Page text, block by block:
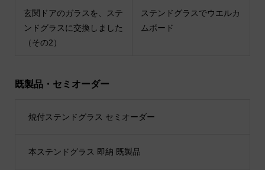
玄関ドアのガラスを、ステ
ンドグラスに交換しました
（その2）
ステンドグラスでウエルカ
ムボード
既製品・セミオーダー
焼付ステンドグラス セミオーダー
本ステンドグラス 即納 既製品